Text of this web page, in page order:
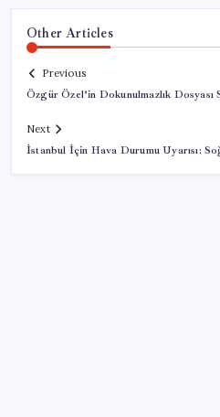
Other Articles
Previous
Özgür Özel’in Dokunulmazlık Dosyası
Next
İstanbul İçin Hava Durumu Uyarısı: